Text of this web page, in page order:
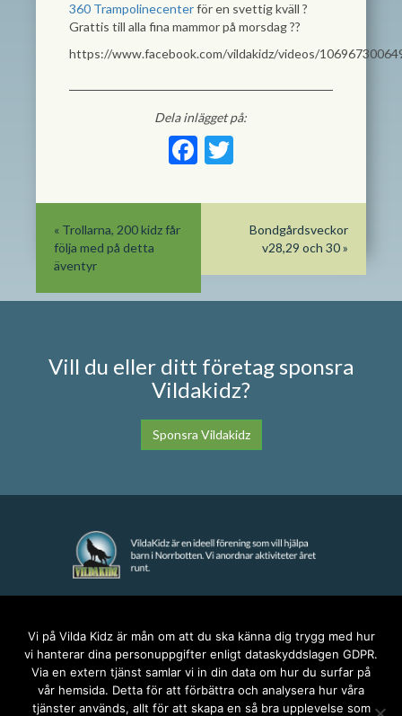
360 Trampolinecenterför en svettig kväll ?
Grattis till alla fina mammor på morsdag??
https://www.facebook.com/vildakidz/videos/
Dela inlägget på:
Facebook
Twitter
Bondgårdsveckor
v28,29 och 30»
« Trollarna, 200 kidz får
följa med på detta
äventyr
Vill du eller ditt företag sponsra
Vildakidz?
Sponsra Vildakidz
anna@vildakidz.se
076-7755068
Integritetspolicy
Vi på Vilda Kidz är mån om att du ska känna dig trygg med hur
vi hanterar dina personuppgifter enligt dataskyddslagen GDPR.
Via en extern tjänst samlar vi in din data om hur du surfar på
vår hemsida. Detta för att förbättra och analysera hur våra
tjänster används, allt för att skapa en så bra upplevelse som